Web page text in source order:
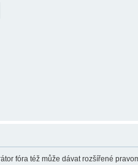
fóra též může dávat rozšířené